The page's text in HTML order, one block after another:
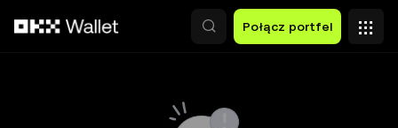
Połącz portfel